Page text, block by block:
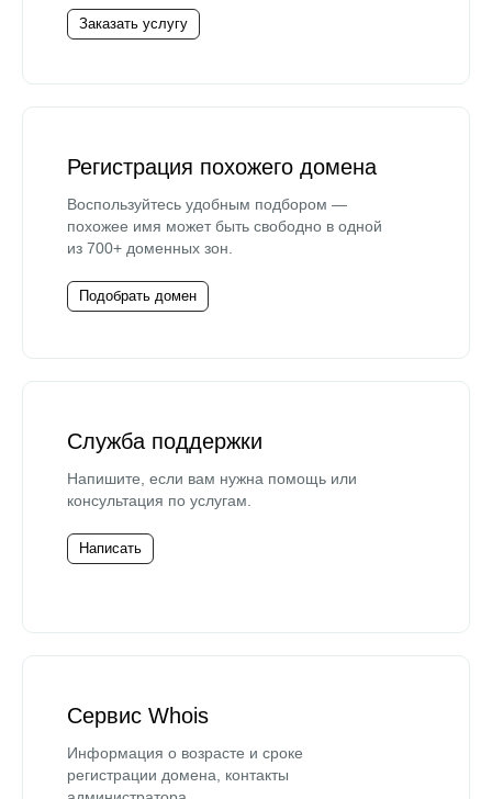
Заказать услугу
Регистрация похожего домена
Воспользуйтесь удобным подбором —
похожее имя может быть свободно в одной
из 700+ доменных зон.
Подобрать домен
Служба поддержки
Напишите, если вам нужна помощь или
консультация по услугам.
Написать
Сервис Whois
Информация о возрасте и сроке
регистрации домена, контакты